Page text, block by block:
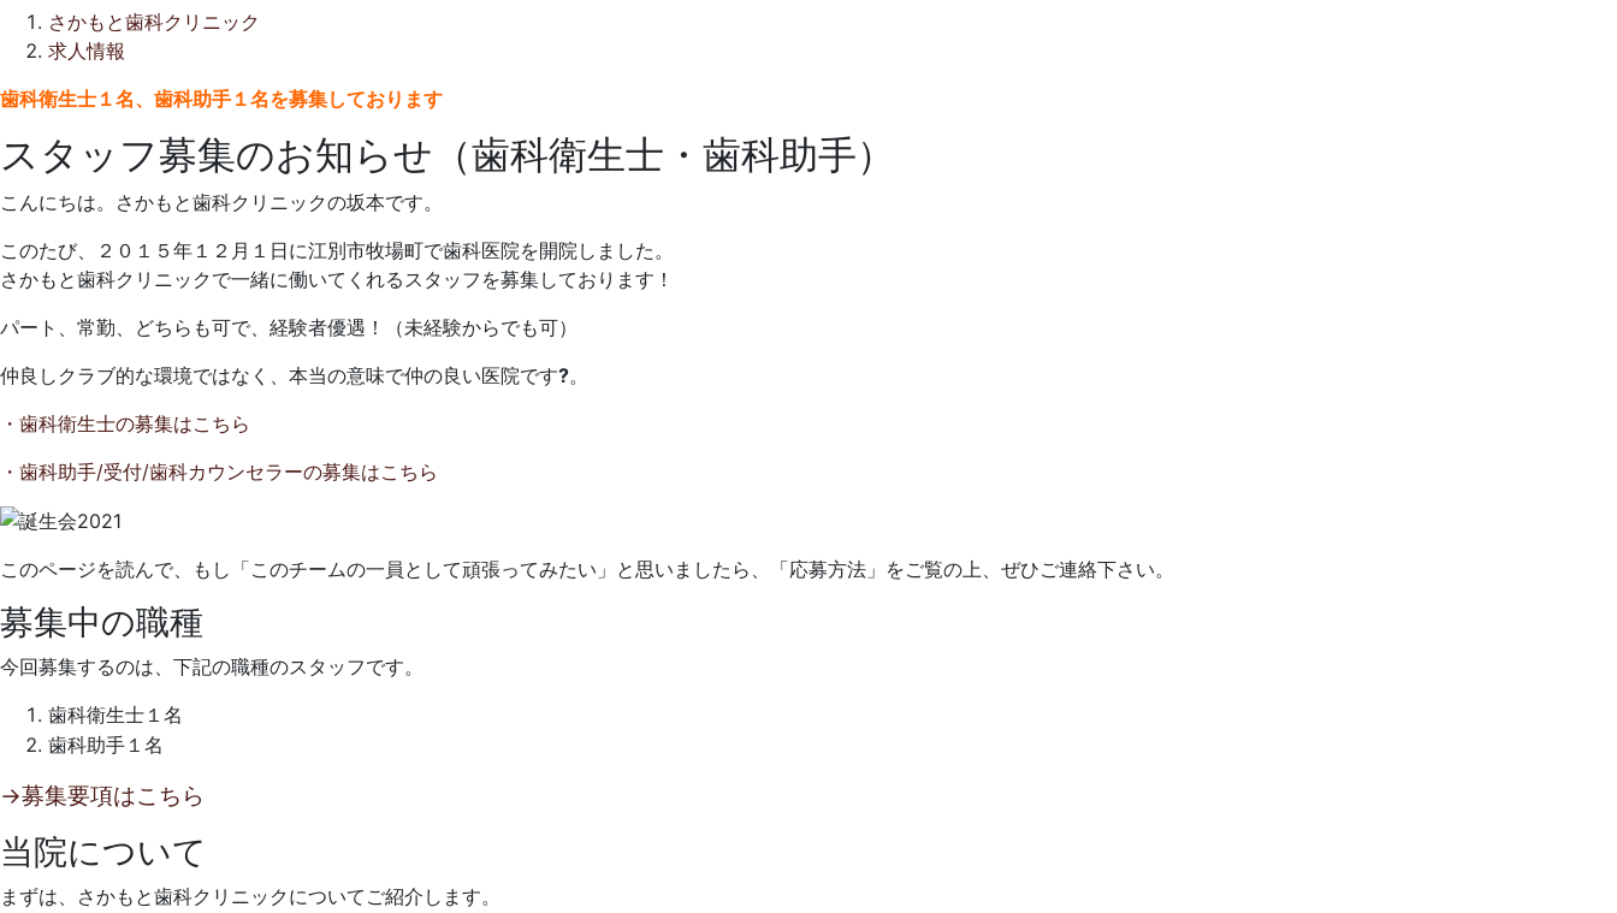
さかもと歯科クリニック
求人情報
2015
8
13
日
歯科衛生士１名、歯科助手１名を募集しております
スタッフ募集のお知らせ（歯科衛生士・歯科助手）
こんにちは。さかもと歯科クリニックの坂本です。
このたび、２０１５年１２月１日に江別市牧場町で歯科医院を開院しました。
さかもと歯科クリニックで一緒に働いてくれるスタッフを募集しております！
パート、常勤、どちらも可で、経験者優遇！（未経験からでも可）
仲良しクラブ的な環境ではなく、本当の意味で仲の良い医院です?。
・歯科衛生士の募集はこちら
・歯科助手/受付/歯科カウンセラーの募集はこちら
このページを読んで、もし「このチームの一員として頑張ってみたい」と思いましたら、「応募方法」をご覧の上、ぜひご連絡下さい。
募集中の職種
今回募集するのは、下記の職種のスタッフです。
歯科衛生士１名
歯科助手１名
→募集要項はこちら
当院について
まずは、さかもと歯科クリニックについてご紹介します。